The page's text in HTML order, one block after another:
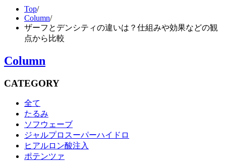
Top/
Column/
ザーフとデンシティの違いは？仕組みや効果などの観
点から比較
Column
CATEGORY
全て
たるみ
ソフウェーブ
ジャルプロスーパーハイドロ
ヒアルロン酸注入
ポテンツァ